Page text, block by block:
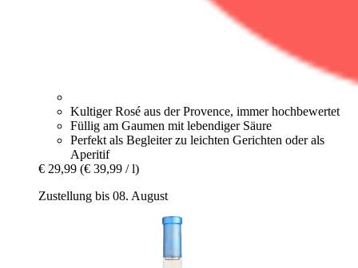
Kultiger Rosé aus der Provence, immer hochbewertet
Füllig am Gaumen mit lebendiger Säure
Perfekt als Begleiter zu leichten Gerichten oder als
Aperitif
€ 29,99 (€ 39,99 / l)
Zustellung bis 08. August